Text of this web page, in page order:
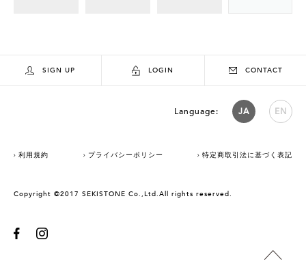
SIGN UP LOGIN CONTACT
Language: JA EN
利用規約 プライバシーポリシー 特定商取引法に基づく表記
Copyright ©2017 SEKISTONE Co.,Ltd.All rights reserved.